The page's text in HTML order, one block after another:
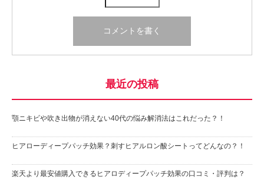
最近の投稿
顎ニキビや吹き出物が消えない40代の悩み解消法はこれだった？！
ヒアローディープパッチ効果？刺すヒアルロン酸シートってどんなの？！
楽天より最安値購入できるヒアロディープパッチ効果の口コミ・評判は？